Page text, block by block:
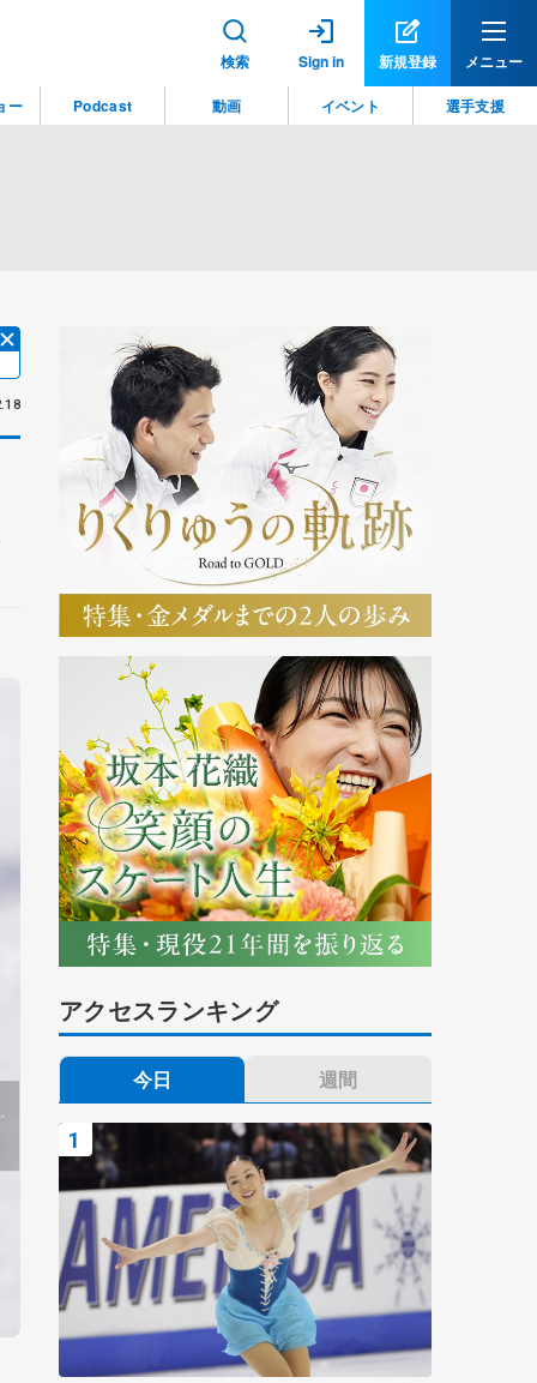
検索 Sign in 新規登録 メニュー
アクセスランキング
今日 週間
ー Podcast 動画 イベント 選手支援